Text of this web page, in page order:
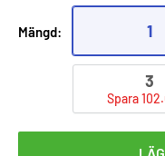
Mängd: 1
3
Spara